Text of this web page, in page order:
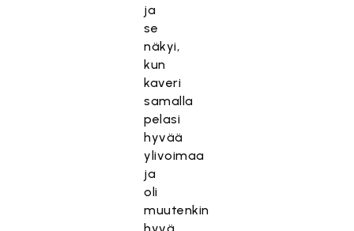
ja
se
näkyi,
kun
kaveri
samalla
pelasi
hyvää
ylivoimaa
ja
oli
muutenkin